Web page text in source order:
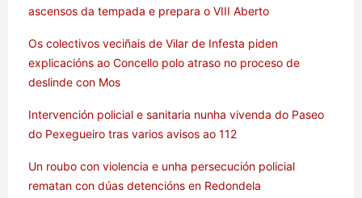
ascensos da tempada e prepara o VIII Aberto
Os colectivos veciñais de Vilar de Infesta piden
explicacións ao Concello polo atraso no proceso de
deslinde con Mos
Intervención policial e sanitaria nunha vivenda do Paseo
do Pexegueiro tras varios avisos ao 112
Un roubo con violencia e unha persecución policial
rematan con dúas detencións en Redondela